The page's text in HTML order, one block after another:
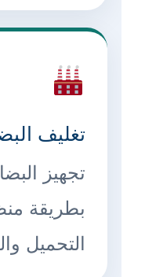
تغليف
تجهيز
بطريقة
التحميل